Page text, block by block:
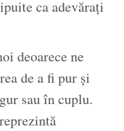
ca adevărați
deoarece ne
de a fi pur și
sau în cuplu.
reprezintă